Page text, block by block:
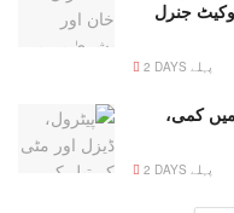
جنرل
2 DAYS پہلے
کمی،
2 DAYS پہلے